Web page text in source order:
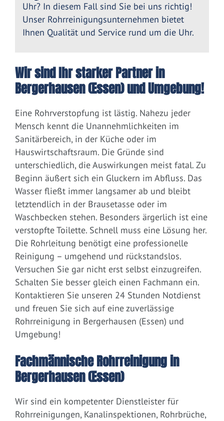
Uhr? In diesem Fall sind Sie bei uns richtig!
Unser Rohrreinigungsunternehmen bietet
Ihnen Qualität und Service rund um die Uhr.
Wir sind Ihr starker Partner in
Bergerhausen (Essen) und Umgebung!
Eine Rohrverstopfung ist lästig. Nahezu jeder
Mensch kennt die Unannehmlichkeiten im
Sanitärbereich, in der Küche oder im
Hauswirtschaftsraum. Die Gründe sind
unterschiedlich, die Auswirkungen meist fatal. Zu
Beginn äußert sich ein Gluckern im Abfluss. Das
Wasser fließt immer langsamer ab und bleibt
letztendlich in der Brausetasse oder im
Waschbecken stehen. Besonders ärgerlich ist eine
verstopfte Toilette. Schnell muss eine Lösung her.
Die Rohrleitung benötigt eine professionelle
Reinigung – umgehend und rückstandslos.
Versuchen Sie gar nicht erst selbst einzugreifen.
Schalten Sie besser gleich einen Fachmann ein.
Kontaktieren Sie unseren 24 Stunden Notdienst
und freuen Sie sich auf eine zuverlässige
Rohrreinigung in Bergerhausen (Essen) und
Umgebung!
Fachmännische Rohrreinigung in
Bergerhausen (Essen)
Wir sind ein kompetenter Dienstleister für
Rohrreinigungen, Kanalinspektionen, Rohrbrüche,